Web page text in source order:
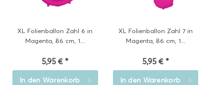
XL Folienballon Zahl 6 in
Magenta, 86 cm, 1...
5,95 € *
In den Warenkorb
XL Folienballon Zahl 7 in
Magenta, 86 cm, 1...
5,95 € *
In den Warenkorb